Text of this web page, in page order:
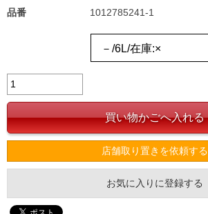
品番 1012785241-1
店舗取り置きを依頼する
お気に入りに登録する